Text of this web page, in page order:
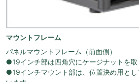
マウントフレーム
パネルマウントフレーム（前面側）
●19インチ部は四角穴にケージナットを取
●19インチマウント部は、位置決め用と